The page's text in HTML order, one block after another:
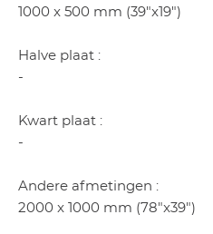
1000 x 500 mm (39"x19")
Halve plaat :
-
Kwart plaat :
-
Andere afmetingen :
2000 x 1000 mm (78"x39")